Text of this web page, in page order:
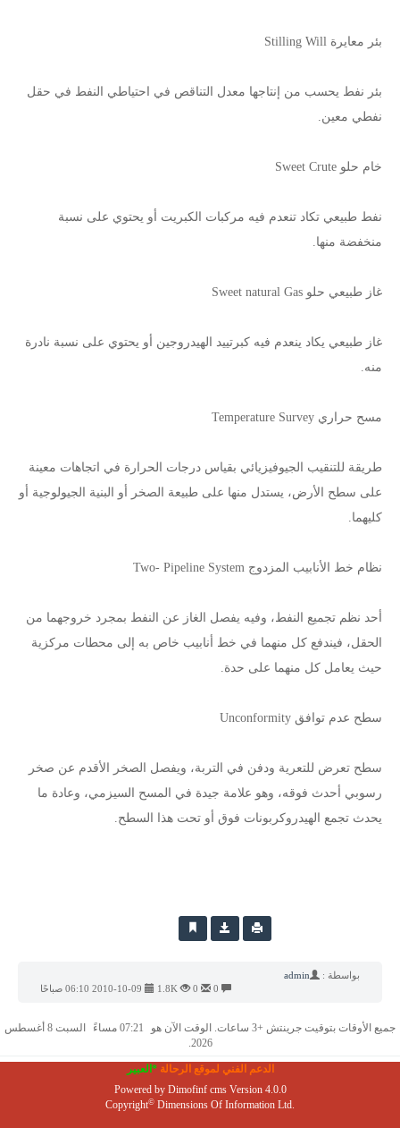
بئر معايرة Stilling Will
بئر نفط يحسب من إنتاجها معدل التناقص في احتياطي النفط في حقل
نفطي معين.
خام حلو Sweet Crute
نفط طبيعي تكاد تنعدم فيه مركبات الكبريت أو يحتوي على نسبة
منخفضة منها.
غاز طبيعي حلو Sweet natural Gas
غاز طبيعي يكاد ينعدم فيه كبرتييد الهيدروجين أو يحتوي على نسبة نادرة
منه.
مسح حراري Temperature Survey
طريقة للتنقيب الجيوفيزيائي بقياس درجات الحرارة في اتجاهات معينة
على سطح الأرض، يستدل منها على طبيعة الصخر أو البنية الجيولوجية أو
كليهما.
نظام خط الأنابيب المزدوج Two- Pipeline System
أحد نظم تجميع النفط، وفيه يفصل الغاز عن النفط بمجرد خروجهما من
الحقل، فيندفع كل منهما في خط أنابيب خاص به إلى محطات مركزية
حيث يعامل كل منهما على حدة.
سطح عدم توافق Unconformity
سطح تعرض للتعرية ودفن في التربة، ويفصل الصخر الأقدم عن صخر
رسوبي أحدث فوقه، وهو علامة جيدة في المسح السيزمي، وعادة ما
يحدث تجمع الهيدروكربونات فوق أو تحت هذا السطح.
بواسطة :
admin
1.8K
جميع الأوقات بتوقيت جرينتش +3 ساعات. الوقت الآن هو 07:21 مساءً
السبت 8 أغسطس
2026.
الدعم الفني لموقع الرحالة *العبير
Powered by Dimofinf cmsVersion 4.0.0
Copyright© Dimensions Of Information Ltd.